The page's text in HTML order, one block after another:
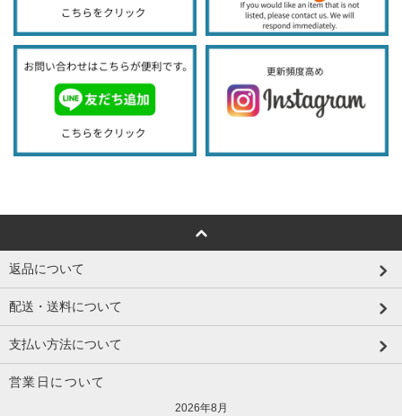
返品について
配送・送料について
支払い方法について
営業日について
2026年8月